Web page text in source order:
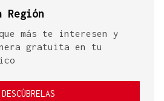
Región
más te interesen y
gratuita en tu
DESCÚBRELAS